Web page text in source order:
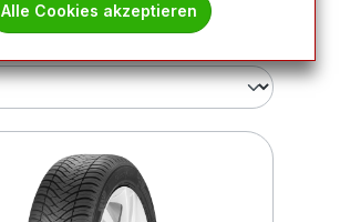
1 2 3 4
Alle Cookies akzeptieren